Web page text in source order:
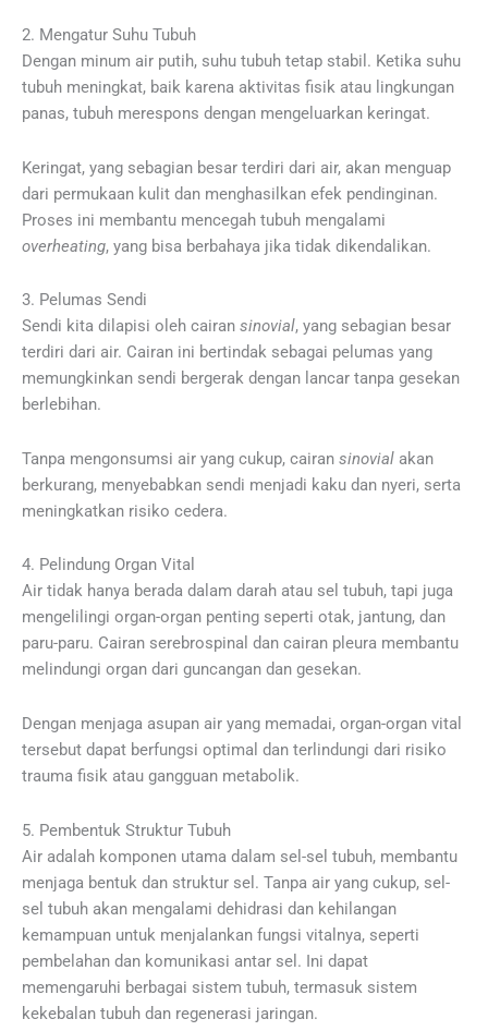
2. Mengatur Suhu Tubuh
Dengan minum air putih, suhu tubuh tetap stabil. Ketika suhu
tubuh meningkat, baik karena aktivitas fisik atau lingkungan
panas, tubuh merespons dengan mengeluarkan keringat.
Keringat, yang sebagian besar terdiri dari air, akan menguap
dari permukaan kulit dan menghasilkan efek pendinginan.
Proses ini membantu mencegah tubuh mengalami
overheating, yang bisa berbahaya jika tidak dikendalikan.
3. Pelumas Sendi
Sendi kita dilapisi oleh cairan sinovial, yang sebagian besar
terdiri dari air. Cairan ini bertindak sebagai pelumas yang
memungkinkan sendi bergerak dengan lancar tanpa gesekan
berlebihan.
Tanpa mengonsumsi air yang cukup, cairan sinovial akan
berkurang, menyebabkan sendi menjadi kaku dan nyeri, serta
meningkatkan risiko cedera.
4. Pelindung Organ Vital
Air tidak hanya berada dalam darah atau sel tubuh, tapi juga
mengelilingi organ-organ penting seperti otak, jantung, dan
paru-paru. Cairan serebrospinal dan cairan pleura membantu
melindungi organ dari guncangan dan gesekan.
Dengan menjaga asupan air yang memadai, organ-organ vital
tersebut dapat berfungsi optimal dan terlindungi dari risiko
trauma fisik atau gangguan metabolik.
5. Pembentuk Struktur Tubuh
Air adalah komponen utama dalam sel-sel tubuh, membantu
menjaga bentuk dan struktur sel. Tanpa air yang cukup, sel-
sel tubuh akan mengalami dehidrasi dan kehilangan
kemampuan untuk menjalankan fungsi vitalnya, seperti
pembelahan dan komunikasi antar sel. Ini dapat
memengaruhi berbagai sistem tubuh, termasuk sistem
kekebalan tubuh dan regenerasi jaringan.